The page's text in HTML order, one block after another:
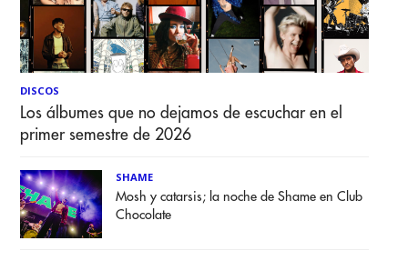
DISCOS
Los álbumes que no dejamos de escuchar en el
primer semestre de 2026
SHAME
Mosh y catarsis; la noche de Shame en Club
Chocolate